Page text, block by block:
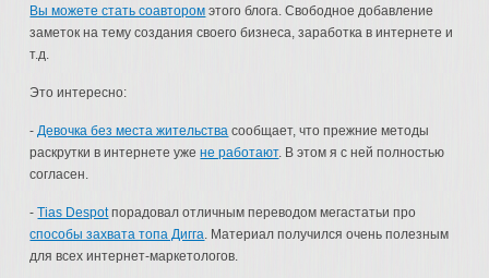
Вы можете стать соавтором этого блога. Свободное добавление
заметок на тему создания своего бизнеса, заработка в интернете и
т.д.
Это интересно:
-Девочка без места жительства сообщает, что прежние методы
раскрутки в интернете ужене работают. В этом я с ней полностью
согласен.
-Tias Despotпорадовал отличным переводом мегастатьи про
способы захвата топа Дигга. Материал получился очень полезным
для всех интернет-маркетологов.